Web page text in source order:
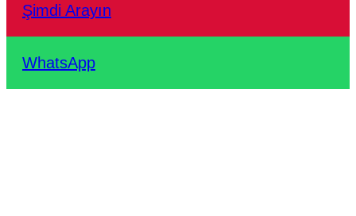
Şimdi Arayın
WhatsApp